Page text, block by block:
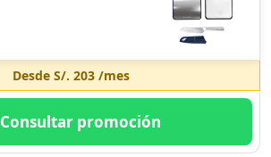
Desde S/. 203/mes
Consultar promoción